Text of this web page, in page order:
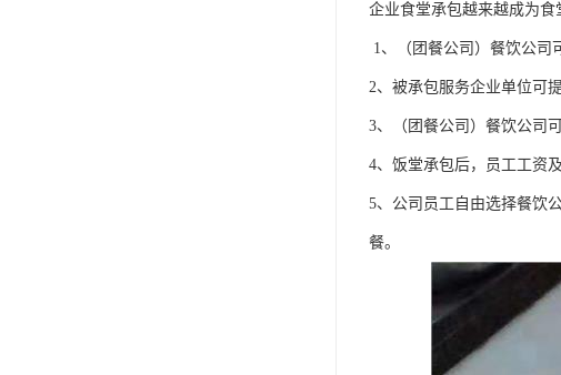
企业食堂承包越来越成为食
1、（团餐公司）餐饮公司
2、被承包服务企业单位可
3、（团餐公司）餐饮公司
4、饭堂承包后，员工工资
5、公司员工自由选择餐饮
餐。